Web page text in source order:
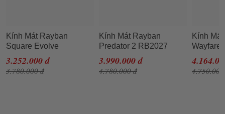
Kính Mát Rayban
Square Evolve
Sunglasses RB1971
914831 54 Màu Xanh
Đen
3.252.000 đ
3.780.000 đ
Kính Mát Rayban
Predator 2 RB2027
601/W1 62-19 Màu Đen
3.990.000 đ
4.780.000 đ
Kính
Màu Đen